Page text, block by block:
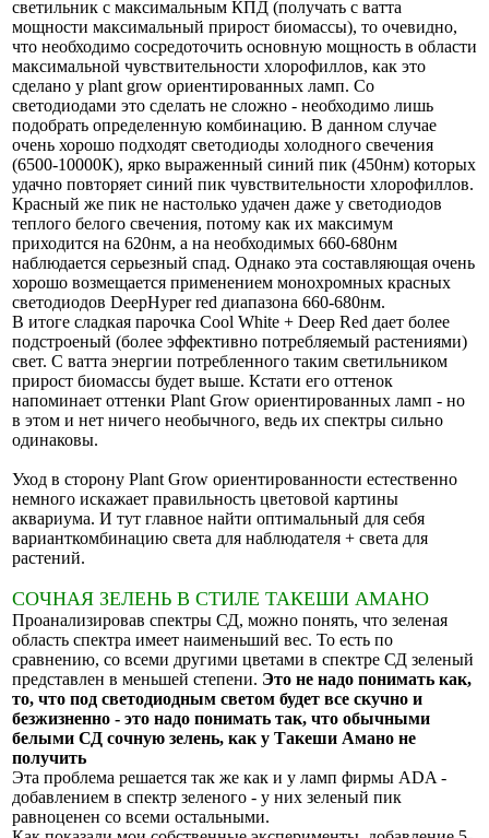
светильник с максимальным КПД (получать с ватта
мощности максимальный прирост биомассы), то очевидно,
что необходимо сосредоточить основную мощность в области
максимальной чувствительности хлорофиллов, как это
сделано у plant grow ориентированных ламп. Со
светодиодами это сделать не сложно - необходимо лишь
подобрать определенную комбинацию. В данном случае
очень хорошо подходят светодиоды холодного свечения
(6500-10000К), ярко выраженный синий пик (450нм) которых
удачно повторяет синий пик чувствительности хлорофиллов.
Красный же пик не настолько удачен даже у светодиодов
теплого белого свечения, потому как их максимум
приходится на 620нм, а на необходимых 660-680нм
наблюдается серьезный спад. Однако эта составляющая очень
хорошо возмещается применением монохромных красных
светодиодов DeepHyper red диапазона 660-680нм.
В итоге сладкая парочка Cool White + Deep Red дает более
подстроеный (более эффективно потребляемый растениями)
свет. С ватта энергии потребленного таким светильником
прирост биомассы будет выше. Кстати его оттенок
напоминает оттенки Plant Grow ориентированных ламп - но
в этом и нет ничего необычного, ведь их спектры сильно
одинаковы.
Уход в сторону Plant Grow ориентированности естественно
немного искажает правильность цветовой картины
аквариума. И тут главное найти оптимальный для себя
варианткомбинацию света для наблюдателя + света для
растений.
СОЧНАЯ ЗЕЛЕНЬ В СТИЛЕ ТАКЕШИ АМАНО
Проанализировав спектры СД, можно понять, что зеленая
область спектра имеет наименьший вес. То есть по
сравнению, со всеми другими цветами в спектре СД зеленый
представлен в меньшей степени. Это не надо понимать как,
то, что под светодиодным светом будет все скучно и
безжизненно - это надо понимать так, что обычными
белыми СД сочную зелень, как у Такеши Амано не
получить
Эта проблема решается так же как и у ламп фирмы ADA -
добавлением в спектр зеленого - у них зеленый пик
равноценен со всеми остальными.